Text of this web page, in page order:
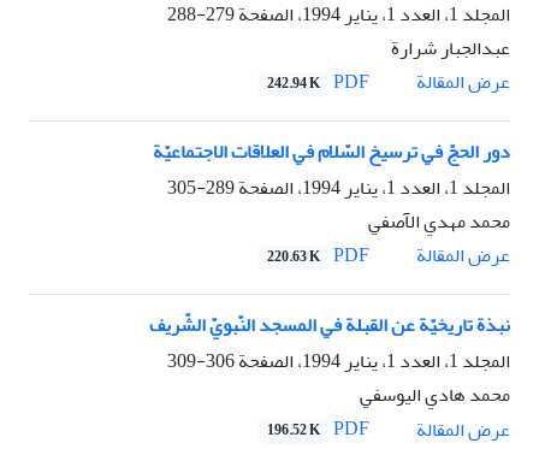
المجلد 1، العدد 1، يناير 1994، الصفحة
279-288
عبدالجبار شرارة
عرض المقالة
242.94 K
دور الحجّ في ترسيخ السّلام في العلاقات الاجتماعيّة
المجلد 1، العدد 1، يناير 1994، الصفحة
289-305
محمد مهدي الآصفي
عرض المقالة
220.63 K
نبذة تاريخيّة عن القبلة في المسجد النّبويّ الشّريف
المجلد 1، العدد 1، يناير 1994، الصفحة
306-309
محمد هادي اليوسفي
عرض المقالة
196.52 K